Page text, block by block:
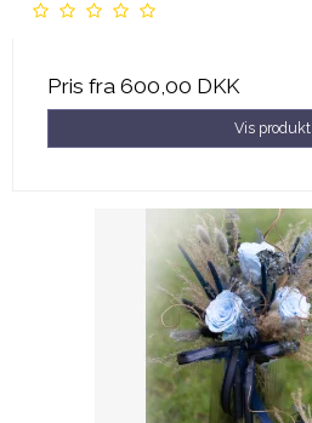
Pris fra 600,00 DKK
Vis produkt